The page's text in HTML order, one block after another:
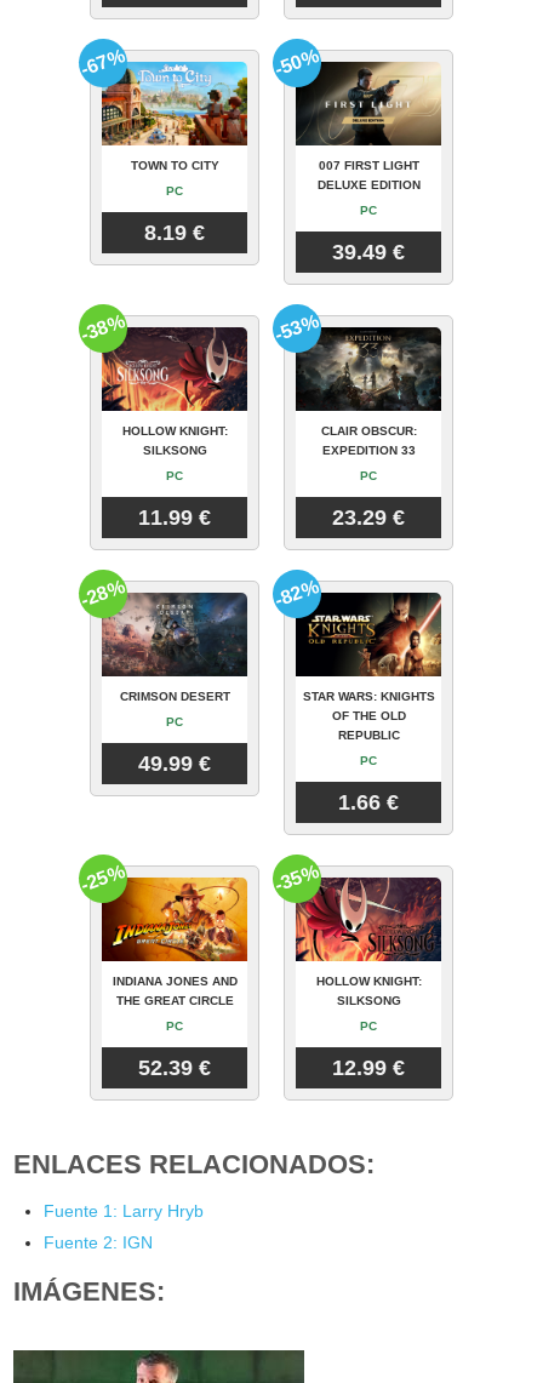
TOWN TO CITY
PC
8.19 €
-67%
007 FIRST LIGHT
DELUXE EDITION
PC
39.49 €
-50%
HOLLOW KNIGHT:
SILKSONG
PC
11.99 €
-38%
CLAIR OBSCUR:
EXPEDITION 33
PC
23.29 €
-53%
CRIMSON DESERT
PC
49.99 €
-28%
STAR WARS: KNIGHTS
OF THE OLD
REPUBLIC
PC
1.66 €
-82%
INDIANA JONES AND
THE GREAT CIRCLE
PC
52.39 €
-25%
HOLLOW KNIGHT:
SILKSONG
PC
12.99 €
-35%
ENLACES RELACIONADOS:
Fuente 1: Larry Hryb
Fuente 2: IGN
IMÁGENES: